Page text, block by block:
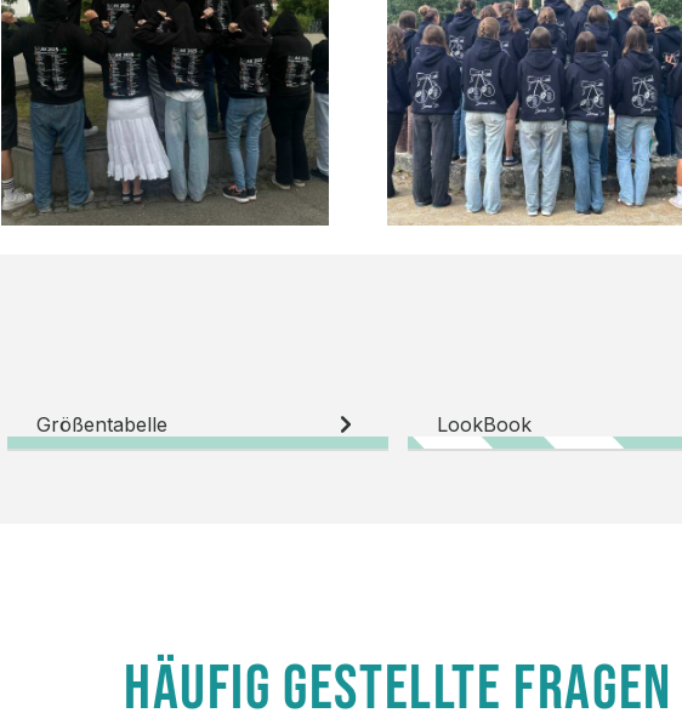
Fertigstellung der Produktion.
Größentabelle LookBook
HÄUFIG GESTELLTE FRAGEN